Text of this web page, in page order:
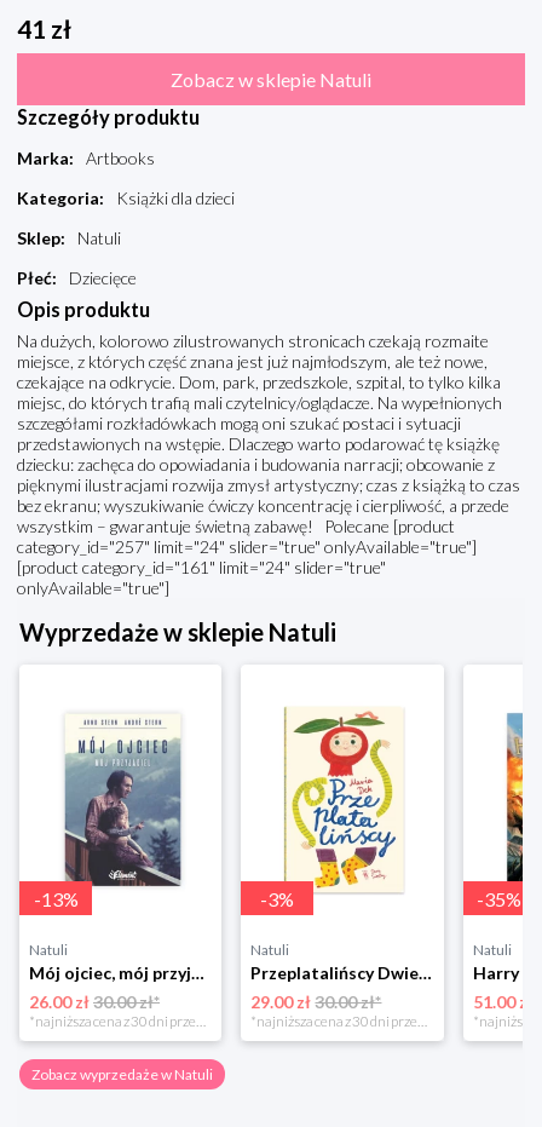
41 zł
Zobacz w sklepie Natuli
Szczegóły produktu
Marka:
Artbooks
Kategoria:
Książki dla dzieci
Sklep:
Natuli
Płeć: Dziecięce
Opis produktu
Na dużych, kolorowo zilustrowanych stronicach czekają rozmaite
miejsce, z których część znana jest już najmłodszym, ale też nowe,
czekające na odkrycie. Dom, park, przedszkole, szpital, to tylko kilka
miejsc, do których trafią mali czytelnicy/oglądacze. Na wypełnionych
szczegółami rozkładówkach mogą oni szukać postaci i sytuacji
przedstawionych na wstępie. Dlaczego warto podarować tę książkę
dziecku: zachęca do opowiadania i budowania narracji; obcowanie z
pięknymi ilustracjami rozwija zmysł artystyczny; czas z książką to czas
bez ekranu; wyszukiwanie ćwiczy koncentrację i cierpliwość, a przede
wszystkim – gwarantuje świetną zabawę! Polecane [product
category_id="257" limit="24" slider="true" onlyAvailable="true"]
[product category_id="161" limit="24" slider="true"
onlyAvailable="true"]
Wyprzedaże w sklepie Natuli
-13%
Natuli
Mój ojciec, mój przyjaciel Element
26.00 zł30.00 zł*
*najniższa cena z 30 dni przed obniżką
-3%
Natuli
Przeplatalińscy Dwie siostry
29.00 zł 30.00 zł*
*najniższa cena z 30 dni przed obniżką
-35%
Natuli
51.00 zł
Zobacz wyprzedaże w Natuli